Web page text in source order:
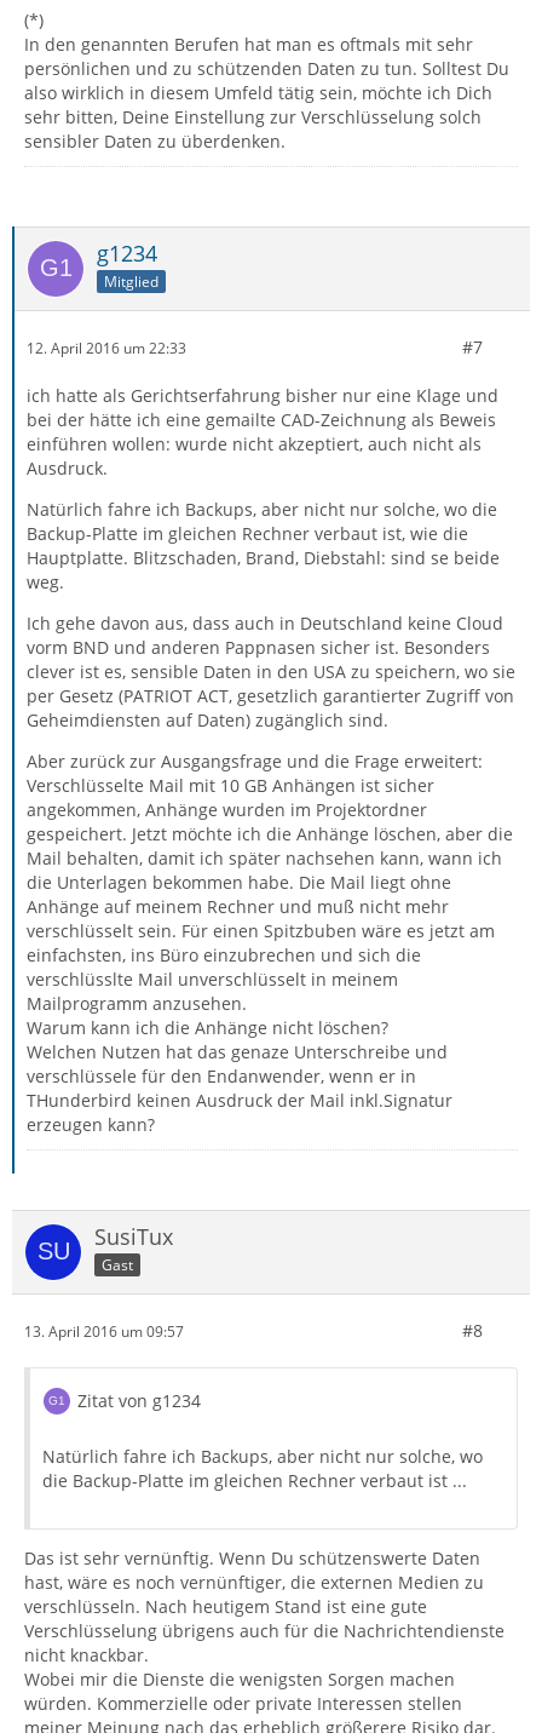
(*)
In den genannten Berufen hat man es oftmals mit sehr
persönlichen und zu schützenden Daten zu tun. Solltest Du
also wirklich in diesem Umfeld tätig sein, möchte ich Dich
sehr bitten, Deine Einstellung zur Verschlüsselung solch
sensibler Daten zu überdenken.
g1234
Mitglied
12. April 2016 um 22:33 #7
ich hatte als Gerichtserfahrung bisher nur eine Klage und
bei der hätte ich eine gemailte CAD-Zeichnung als Beweis
einführen wollen: wurde nicht akzeptiert, auch nicht als
Ausdruck.
Natürlich fahre ich Backups, aber nicht nur solche, wo die
Backup-Platte im gleichen Rechner verbaut ist, wie die
Hauptplatte. Blitzschaden, Brand, Diebstahl: sind se beide
weg.
Ich gehe davon aus, dass auch in Deutschland keine Cloud
vorm BND und anderen Pappnasen sicher ist. Besonders
clever ist es, sensible Daten in den USA zu speichern, wo sie
per Gesetz (PATRIOT ACT, gesetzlich garantierter Zugriff von
Geheimdiensten auf Daten) zugänglich sind.
Aber zurück zur Ausgangsfrage und die Frage erweitert:
Verschlüsselte Mail mit 10 GB Anhängen ist sicher
angekommen, Anhänge wurden im Projektordner
gespeichert. Jetzt möchte ich die Anhänge löschen, aber die
Mail behalten, damit ich später nachsehen kann, wann ich
die Unterlagen bekommen habe. Die Mail liegt ohne
Anhänge auf meinem Rechner und muß nicht mehr
verschlüsselt sein. Für einen Spitzbuben wäre es jetzt am
einfachsten, ins Büro einzubrechen und sich die
verschlüsslte Mail unverschlüsselt in meinem
Mailprogramm anzusehen.
Warum kann ich die Anhänge nicht löschen?
Welchen Nutzen hat das genaze Unterschreibe und
verschlüssele für den Endanwender, wenn er in
THunderbird keinen Ausdruck der Mail inkl.Signatur
erzeugen kann?
SusiTux
Gast
13. April 2016 um 09:57 #8
Zitat von g1234
Natürlich fahre ich Backups, aber nicht nur solche, wo
die Backup-Platte im gleichen Rechner verbaut ist ...
Das ist sehr vernünftig. Wenn Du schützenswerte Daten
hast, wäre es noch vernünftiger, die externen Medien zu
verschlüsseln. Nach heutigem Stand ist eine gute
Verschlüsselung übrigens auch für die Nachrichtendienste
nicht knackbar.
Wobei mir die Dienste die wenigsten Sorgen machen
würden. Kommerzielle oder private Interessen stellen
meiner Meinung nach das erheblich größerere Risiko dar.